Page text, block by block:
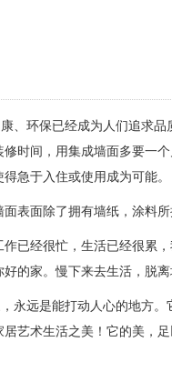
环保已经成为人们追求品
修时间，用集成墙面多要一
得急于入住或使用成为可能。
面表面除了拥有墙纸，涂料
经很忙，生活已经很累，
好的家。慢下来去生活，脱
远是能打动人心的地方。
居艺术生活之美！它的美，